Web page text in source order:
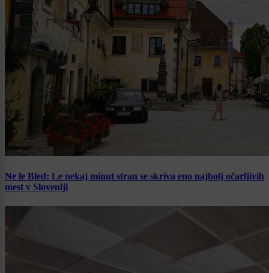
Ne le Bled: Le nekaj minut stran se skriva eno najbolj očarljivih
mest v Sloveniji